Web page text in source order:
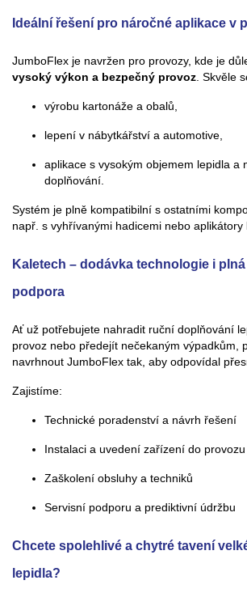
Ideální řešení pro náročné aplikace v
JumboFlex je navržen pro provozy, kde je
vysoký výkon a bezpečný provoz . Skvěle
výrobu kartonáže a obalů,
lepení v nábytkářství a automotive,
aplikace s vysokým objemem lepidla a
doplňování.
Systém je plně kompatibilní s ostatními
např. s vyhřívanými hadicemi nebo aplikátory
Kaletech – dodávka technologie i
podpora
Ať už potřebujete nahradit ruční doplňování
provoz nebo předejít nečekaným výpadkům,
navrhnout JumboFlex tak, aby odpovídal
Zajistíme:
Technické poradenství a návrh řešení
Instalaci a uvedení zařízení do provozu
Zaškolení obsluhy a techniků
Servisní podporu a prediktivní údržbu
Chcete spolehlivé a chytré tavení
lepidla?